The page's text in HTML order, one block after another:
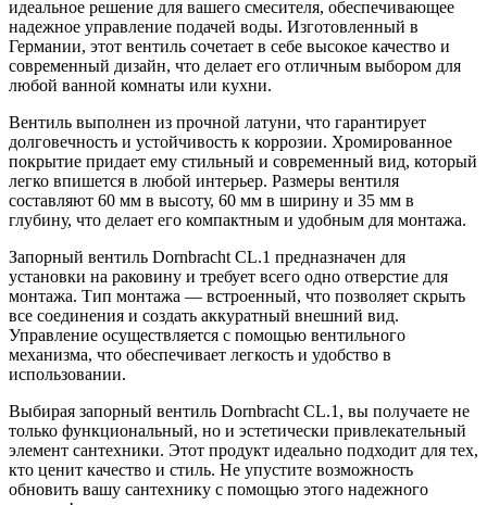
идеальное решение для вашего смесителя, обеспечивающее
надежное управление подачей воды. Изготовленный в
Германии, этот вентиль сочетает в себе высокое качество и
современный дизайн, что делает его отличным выбором для
любой ванной комнаты или кухни.
Вентиль выполнен из прочной латуни, что гарантирует
долговечность и устойчивость к коррозии. Хромированное
покрытие придает ему стильный и современный вид, который
легко впишется в любой интерьер. Размеры вентиля
составляют 60 мм в высоту, 60 мм в ширину и 35 мм в
глубину, что делает его компактным и удобным для монтажа.
Запорный вентиль Dornbracht CL.1 предназначен для
установки на раковину и требует всего одно отверстие для
монтажа. Тип монтажа — встроенный, что позволяет скрыть
все соединения и создать аккуратный внешний вид.
Управление осуществляется с помощью вентильного
механизма, что обеспечивает легкость и удобство в
использовании.
Выбирая запорный вентиль Dornbracht CL.1, вы получаете не
только функциональный, но и эстетически привлекательный
элемент сантехники. Этот продукт идеально подходит для тех,
кто ценит качество и стиль. Не упустите возможность
обновить вашу сантехнику с помощью этого надежного